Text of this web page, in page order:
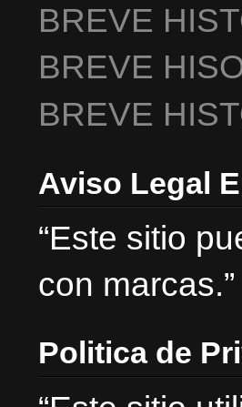
BREVE
BREVE
BREVE
Aviso Legal
“Este sitio
con marcas.”
Politica de